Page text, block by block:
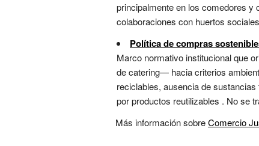
principalmente en los comedores
colaboraciones con huertos
Política de compras
Marco normativo institucional que
de catering— hacia criterios
reciclables, ausencia de
por productos reutilizables . No se
Más información sobreComercio